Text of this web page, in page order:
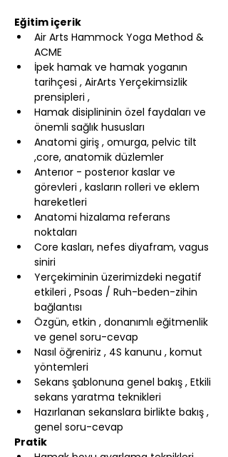
Eğitim içerik
Air Arts Hammock Yoga Method &
ACME
İpek hamak ve hamak yoganın
tarihçesi , AirArts Yerçekimsizlik
prensipleri ,
Hamak disiplininin özel faydaları ve
önemli sağlık hususları
Anatomi giriş , omurga, pelvic tilt
,core, anatomik düzlemler
Anterıor - posterıor kaslar ve
görevleri , kasların rolleri ve eklem
hareketleri
Anatomi hizalama referans
noktaları
Core kasları, nefes diyafram, vagus
siniri
Yerçekiminin üzerimizdeki negatif
etkileri , Psoas / Ruh-beden-zihin
bağlantısı
Özgün, etkin , donanımlı eğitmenlik
ve genel soru-cevap
Nasıl öğreniriz , 4S kanunu , komut
yöntemleri
Sekans şablonuna genel bakış , Etkili
sekans yaratma teknikleri
Hazırlanan sekanslara birlikte bakış ,
genel soru-cevap
Pratik